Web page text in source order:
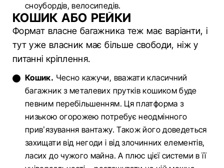
сноубордів, велосипедів.
КОШИК АБО РЕЙКИ
Формат власне багажника теж має варіанти, і
тут уже власник має більше свободи, ніж у
питанні кріплення.
Кошик. Чесно кажучи, вважати класичний
багажник з металевих прутків кошиком буде
певним перебільшенням. Ця платформа з
низькою огорожею потребує неодмінного
прив’язування вантажу. Також його доведеться
захищати від негоди і від злочинних елементів,
ласих до чужого майна. А плюс цієї системи в її